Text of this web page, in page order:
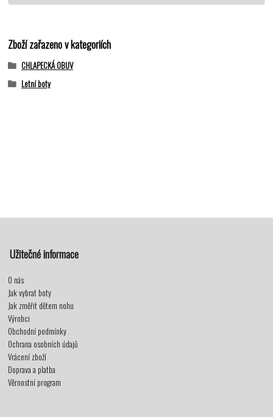
Zboží zařazeno v kategoriích
CHLAPECKÁ OBUV
Letní boty
Užitečné informace
O nás
Jak vybrat boty
Jak změřit dětem nohu
Výrobci
Obchodní podmínky
Ochrana osobních údajů
Vrácení zboží
Doprava a platba
Věrnostní program